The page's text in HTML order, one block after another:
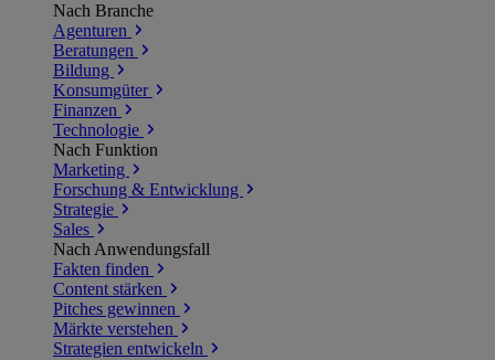
Nach Branche
Agenturen
Beratungen
Bildung
Konsumgüter
Finanzen
Technologie
Nach Funktion
Marketing
Forschung & Entwicklung
Strategie
Sales
Nach Anwendungsfall
Fakten finden
Content stärken
Pitches gewinnen
Märkte verstehen
Strategien entwickeln